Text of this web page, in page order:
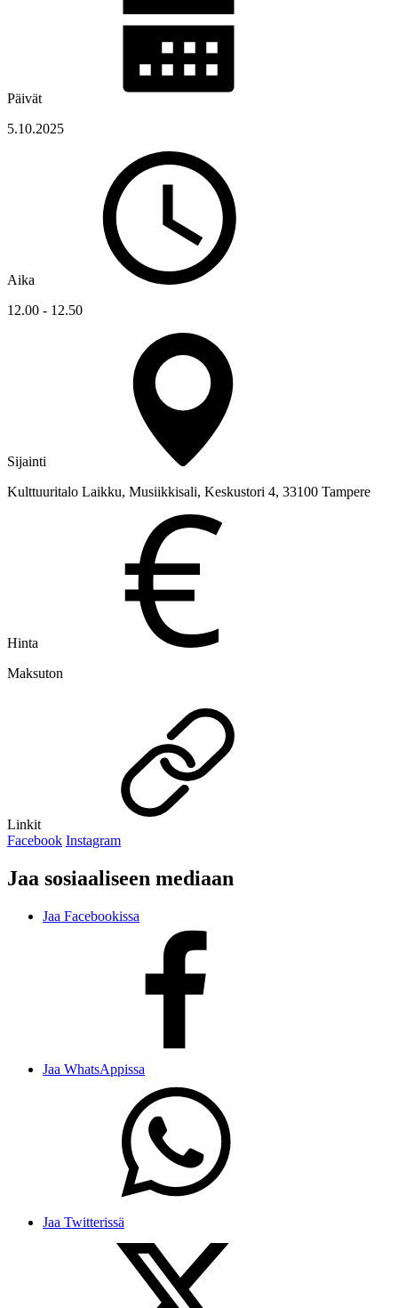
Päivät
5.10.2025
Aika
12.00 - 12.50
Sijainti
Kulttuuritalo Laikku, Musiikkisali, Keskustori 4, 33100 Tampere
Hinta
Maksuton
Linkit
Facebook Instagram
Jaa sosiaaliseen mediaan
Jaa Facebookissa
Jaa WhatsAppissa
Jaa Twitterissä